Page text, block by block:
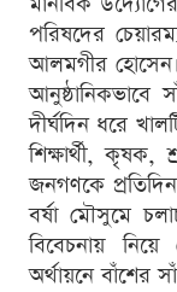
পরিষদের
আলমগীর
আনুষ্ঠানিকভাবে
দীর্ঘদিন ধরে
শিক্ষার্থী, কৃষক,
জনগণকে
বর্ষা মৌসুমে
বিবেচনায়
অর্থায়নে বাঁশের